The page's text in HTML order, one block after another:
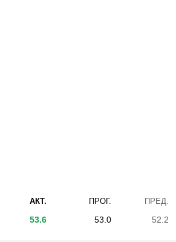
АКТ. ПРОГ. ПРЕД.
53.6 53.0 52.2